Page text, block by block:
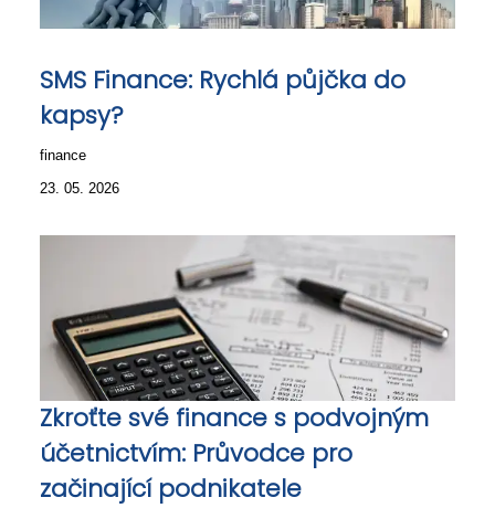
SMS Finance: Rychlá půjčka do
kapsy?
finance
23. 05. 2026
Zkroťte své finance s podvojným
účetnictvím: Průvodce pro
začinající podnikatele